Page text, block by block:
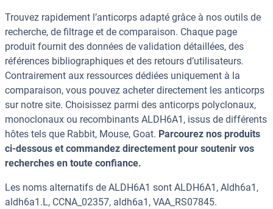
Trouvez rapidement l’anticorps adapté grâce à nos outils de
recherche, de filtrage et de comparaison. Chaque page
produit fournit des données de validation détaillées, des
références bibliographiques et des retours d’utilisateurs.
Contrairement aux ressources dédiées uniquement à la
comparaison, vous pouvez acheter directement les anticorps
sur notre site. Choisissez parmi des anticorps polyclonaux,
monoclonaux ou recombinants ALDH6A1, issus de différents
hôtes tels que Rabbit, Mouse, Goat. Parcourez nos produits
ci-dessous et commandez directement pour soutenir vos
recherches en toute confiance.
Les noms alternatifs de ALDH6A1 sont ALDH6A1, Aldh6a1,
aldh6a1.L, CCNA_02357, aldh6a1, VAA_RS07845.